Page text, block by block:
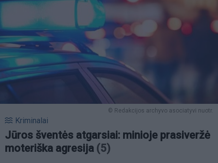
© Redakcijos archyvo asociatyvi nuotr.
Kriminalai
Jūros šventės atgarsiai: minioje prasiveržė
moteriška agresija (5)